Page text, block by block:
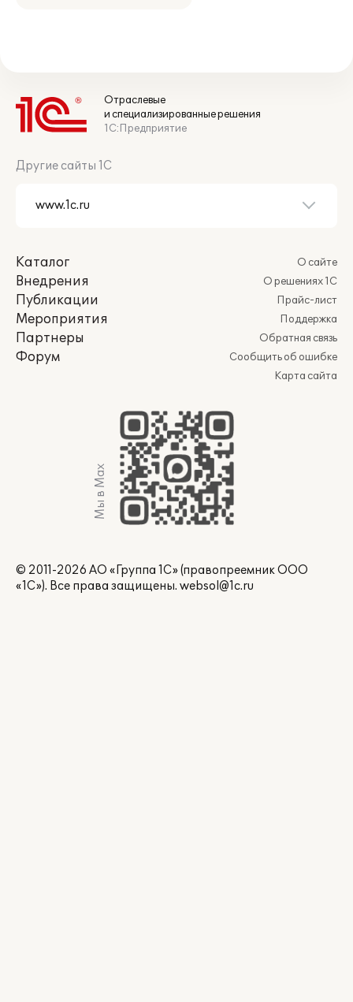
Отраслевые
и специализированные решения
1С:Предприятие
Другие сайты 1С
Каталог
Внедрения
Публикации
Мероприятия
Партнеры
Форум
О сайте
О решениях 1С
Прайс-лист
Поддержка
Обратная связь
Сообщить об ошибке
Карта сайта
Мы в Max
© 2011-2026 АО «Группа 1С» (правопреемник ООО
«1С»). Все права защищены. websol@1c.ru